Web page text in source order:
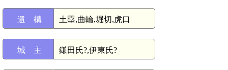
遺 構 土塁,曲輪,堀切,虎口
城 主 鎌田氏?,伊東氏?